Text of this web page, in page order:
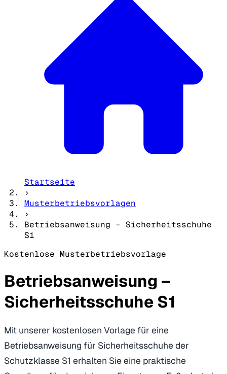
Startseite
›
Musterbetriebsvorlagen
›
Betriebsanweisung – Sicherheitsschuhe
S1
Kostenlose Musterbetriebsvorlage
Betriebsanweisung –
Sicherheitsschuhe S1
Mit unserer kostenlosen Vorlage für eine
Betriebsanweisung für Sicherheitsschuhe der
Schutzklasse S1 erhalten Sie eine praktische